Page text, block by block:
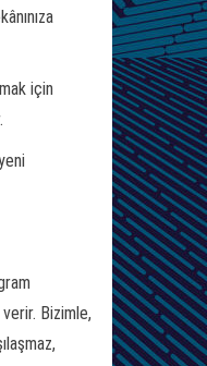
için
Bizimle,